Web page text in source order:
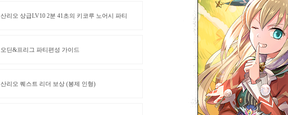
산리오 상급LV10 2분 41초의 키코루 노어시 파티
오딘&프리그 파티편성 가이드
산리오 퀘스트 리더 보상 (봉제 인형)